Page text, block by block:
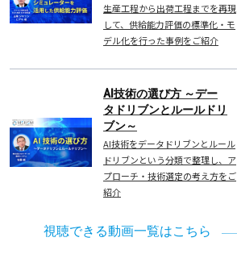
生産工程から出荷工程までを再現
して、供給能力評価の標準化・モ
デル化を行った事例をご紹介
AI技術の選び方 ～デー
タドリブンとルールドリ
ブン～
AI技術をデータドリブンとルール
ドリブンという分類で整理し、ア
プローチ・技術選定の考え方をご
紹介
視聴できる動画一覧はこちら